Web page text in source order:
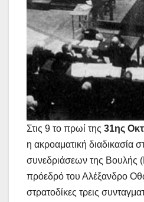
Στις 9 το πρωί της 31ης
η ακροαματική διαδικασία
συνεδριάσεων της Βουλής
πρόεδρό του Αλέξανδρο
στρατοδίκες τρεις